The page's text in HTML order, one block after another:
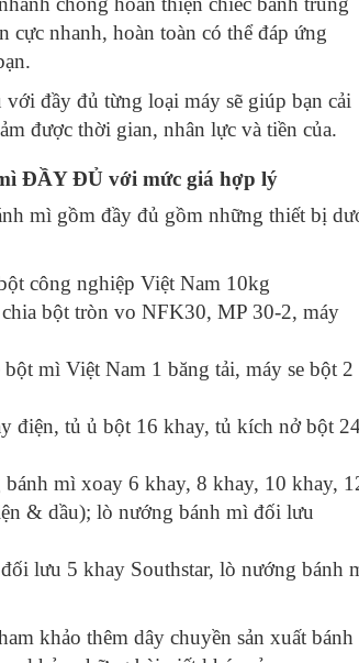
nhanh, hoàn toàn có thể đáp ứng
đầy đủ từng loại máy sẽ giúp bạn cải
được thời gian, nhân lực và tiền của.
ĐẦY ĐỦ với mức giá hợp lý
mì gồm đầy đủ gồm những thiết bị
công nghiệp Việt Nam 10kg
chia bột tròn vo NFK30, MP 30-2, máy
mì Việt Nam 1 băng tải, máy se bột 2
điện, tủ ủ bột 16 khay, tủ kích nở bột
mì xoay 6 khay, 8 khay, 10 khay,
& dầu); lò nướng bánh mì đối lưu
lưu 5 khay Southstar, lò nướng bánh
khảo thêm dây chuyền sản xuất bánh